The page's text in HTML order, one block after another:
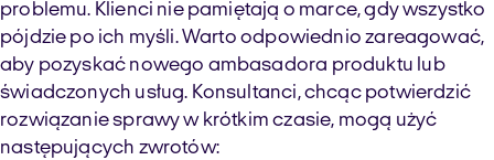
problemu. Klienci nie pamiętają o marce, gdy wszystko
pójdzie po ich myśli. Warto odpowiednio zareagować,
aby pozyskać nowego ambasadora produktu lub
świadczonych usług. Konsultanci, chcąc potwierdzić
rozwiązanie sprawy w krótkim czasie, mogą użyć
następujących zwrotów: